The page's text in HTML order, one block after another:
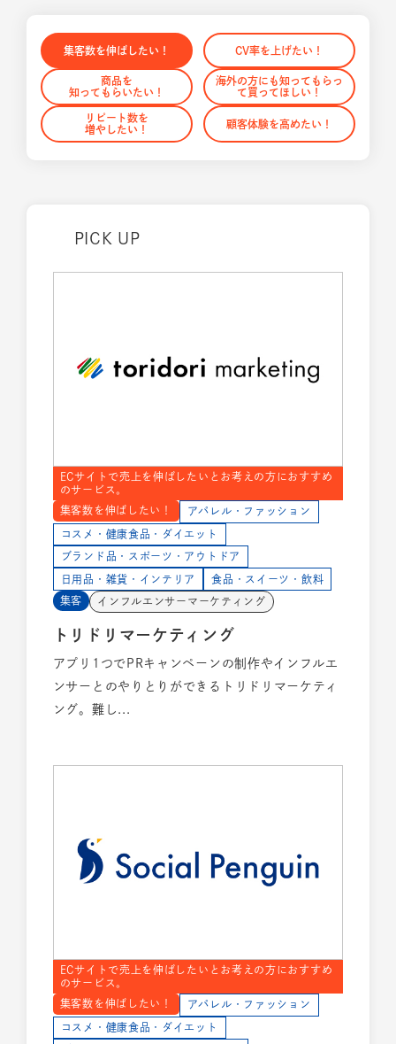
集客数を伸ばしたい！ CV率を上げたい！
商品を
知ってもらいたい！
海外の方にも知ってもらっ
て買ってほしい！
リピート数を
増やしたい！
顧客体験を高めたい！
PICK UP
ECサイトで売上を伸ばしたいとお考えの方におすすめ
のサービス。
集客数を伸ばしたい！
アパレル・ファッション
コスメ・健康食品・ダイエット
ブランド品・スポーツ・アウトドア
日用品・雑貨・インテリア 食品・スイーツ・飲料
集客 インフルエンサーマーケティング
トリドリマーケティング
アプリ1つでPRキャンペーンの制作やインフルエ
ンサーとのやりとりができるトリドリマーケティ
ング。難し...
ECサイトで売上を伸ばしたいとお考えの方におすすめ
のサービス。
集客数を伸ばしたい！
アパレル・ファッション
コスメ・健康食品・ダイエット